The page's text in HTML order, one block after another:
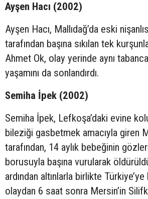
Ayşen Hacı (2002)
Ayşen Hacı, Mallıdağ’da eski
tarafından başına sıkılan tek
Ahmet Ok, olay yerinde aynı
yaşamını da sonlandırdı.
Semiha İpek (2002)
Semiha İpek, Lefkoşa’daki evine
bileziği gasbetmek amacıyla giren
tarafından, 14 aylık bebeğinin
borusuyla başına vurularak
ardından altınlarla birlikte Türkiye’ye
olaydan 6 saat sonra Mersin’in